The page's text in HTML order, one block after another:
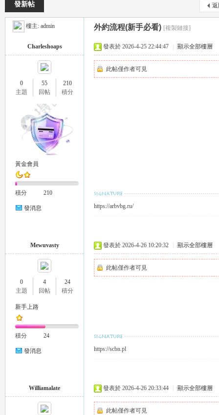
» › › ›
發新帖
樓主: admin 外約流程(新手必看) [複製鏈接]
Charleshoaps
0
主題
55
回帖
210
積分
黃金會員
積分 210
發消息
發表於 2026-4-25 22:44:47 顯示全部樓層
此帖僅作者可見
https://arbvbg.ru/
Mewuvasty
0
主題
4
回帖
24
積分
新手上路
積分 24
發消息
發表於 2026-4-26 10:20:32 顯示全部樓層
此帖僅作者可見
https://scbn.pl
Williamalate 發表於 2026-4-26 20:33:44 顯示全部樓層
此帖僅作者可見